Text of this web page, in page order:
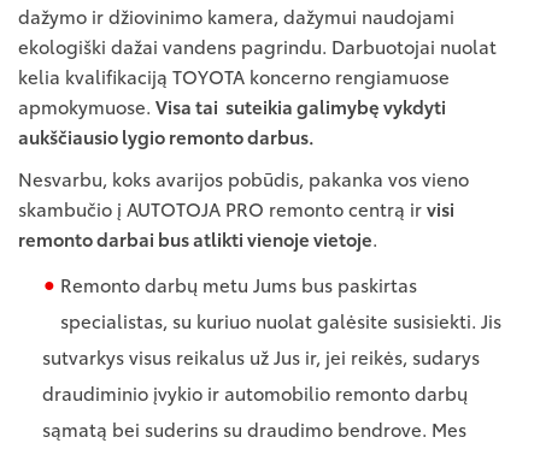
dažymo ir džiovinimo kamera, dažymui naudojami
ekologiški dažai vandens pagrindu. Darbuotojai nuolat
kelia kvalifikaciją TOYOTA koncerno rengiamuose
apmokymuose. Visa tai suteikia galimybę vykdyti
aukščiausio lygio remonto darbus.
Nesvarbu, koks avarijos pobūdis, pakanka vos vieno
skambučio į AUTOTOJA PRO remonto centrą irvisi
remonto darbai bus atlikti vienoje vietoje.
Remonto darbų metu Jums bus paskirtas
specialistas, su kuriuo nuolat galėsite susisiekti. Jis
sutvarkys visus reikalus už Jus ir, jei reikės, sudarys
draudiminio įvykio ir automobilio remonto darbų
sąmatą bei suderins su draudimo bendrove. Mes